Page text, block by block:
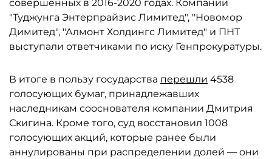
совершённых в 2016-2020 годах. Компании
"Туджунга Энтерпрайзис Лимитед", "Новомор
Димитед", "Алмонт Холдингс Лимитед" и ПНТ
выступали ответчиками по иску Генпрокуратуры.
В итоге в пользу государства перешли 4538
голосующих бумаг, принадлежавших
наследникам сооснователя компании Дмитрия
Скигина. Кроме того, суд восстановил 1008
голосующих акций, которые ранее были
аннулированы при распределении долей — они